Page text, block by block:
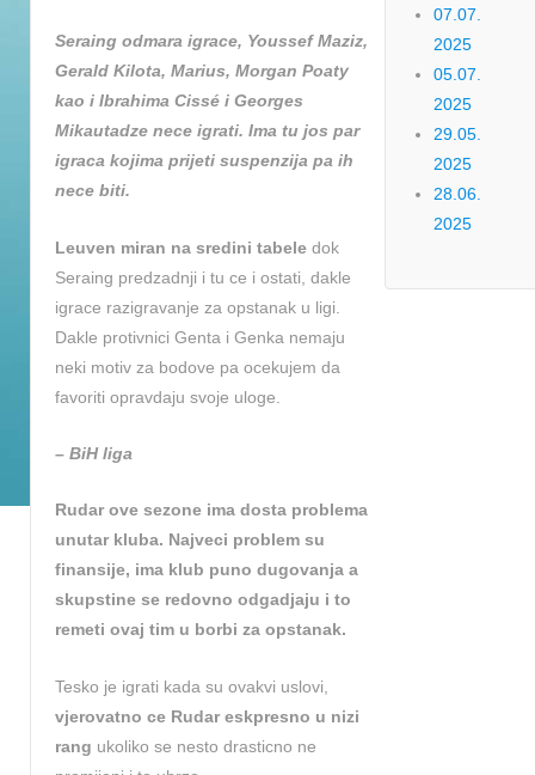
Seraing odmara igrace, Youssef Maziz,
Gerald Kilota, Marius, Morgan Poaty
kao i Ibrahima Cissé i Georges
Mikautadze nece igrati. Ima tu jos par
igraca kojima prijeti suspenzija pa ih
nece biti.
Leuven miran na sredini tabele dok
Seraing predzadnji i tu ce i ostati, dakle
igrace razigravanje za opstanak u ligi.
Dakle protivnici Genta i Genka nemaju
neki motiv za bodove pa ocekujem da
favoriti opravdaju svoje uloge.
– BiH liga
Rudar ove sezone ima dosta problema
unutar kluba. Najveci problem su
finansije, ima klub puno dugovanja a
skupstine se redovno odgadjaju i to
remeti ovaj tim u borbi za opstanak.
Tesko je igrati kada su ovakvi uslovi,
vjerovatno ce Rudar eskpresno u nizi
rang ukoliko se nesto drasticno ne
07.07.
2025
05.07.
2025
29.05.
2025
28.06.
2025